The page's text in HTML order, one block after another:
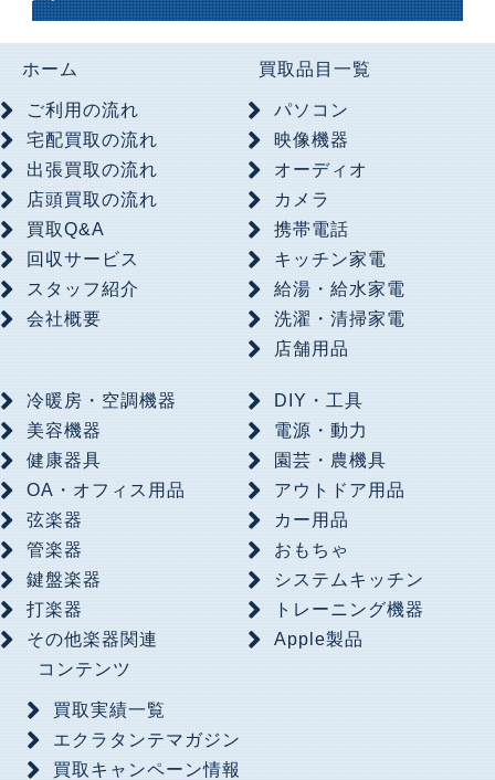
ホーム
ご利用の流れ
宅配買取の流れ
出張買取の流れ
店頭買取の流れ
買取Q&A
回収サービス
スタッフ紹介
会社概要
買取品目一覧
パソコン
映像機器
オーディオ
カメラ
携帯電話
キッチン家電
給湯・給水家電
洗濯・清掃家電
店舗用品
冷暖房・空調機器
美容機器
健康器具
OA・オフィス用品
弦楽器
管楽器
鍵盤楽器
打楽器
その他楽器関連
DIY・工具
電源・動力
園芸・農機具
アウトドア用品
カー用品
おもちゃ
システムキッチン
トレーニング機器
Apple製品
コンテンツ
買取実績一覧
エクラタンテマガジン
買取キャンペーン情報